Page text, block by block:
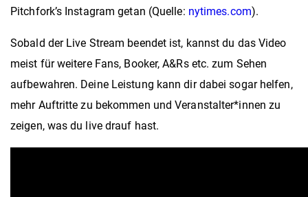
Pitchfork’s Instagram getan (Quelle: nytimes.com).
Sobald der Live Stream beendet ist, kannst du das Video
meist für weitere Fans, Booker, A&Rs etc. zum Sehen
aufbewahren. Deine Leistung kann dir dabei sogar helfen,
mehr Auftritte zu bekommen und Veranstalter*innen zu
zeigen, was du live drauf hast.